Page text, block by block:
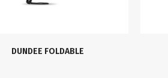
DUNDEE FOLDABLE